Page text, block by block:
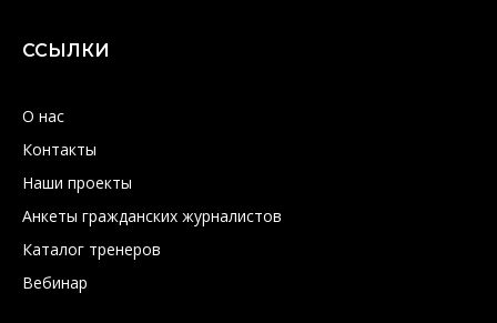
ССЫЛКИ
О нас
Контакты
Наши проекты
Анкеты гражданских журналистов
Каталог тренеров
Вебинар